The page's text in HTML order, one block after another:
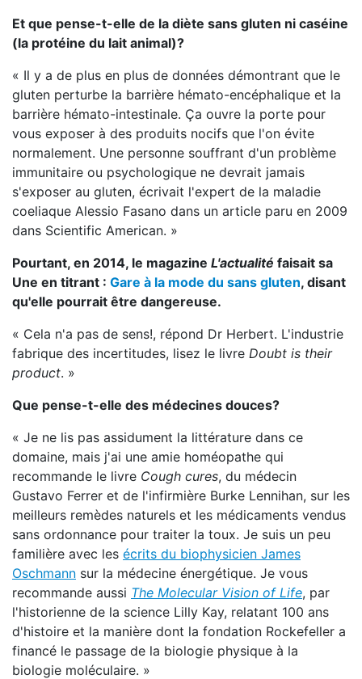
Et que pense-t-elle de la diète sans gluten ni caséine
(la protéine du lait animal)?
« Il y a de plus en plus de données démontrant que le
gluten perturbe la barrière hémato-encéphalique et la
barrière hémato-intestinale. Ça ouvre la porte pour
vous exposer à des produits nocifs que l'on évite
normalement. Une personne souffrant d'un problème
immunitaire ou psychologique ne devrait jamais
s'exposer au gluten, écrivait l'expert de la maladie
coeliaque Alessio Fasano dans un article paru en 2009
dans Scientific American. »
Pourtant, en 2014, le magazine L'actualité faisait sa
Une en titrant : Gare à la mode du sans gluten, disant
qu'elle pourrait être dangereuse.
« Cela n'a pas de sens!, répond Dr Herbert. L'industrie
fabrique des incertitudes, lisez le livre Doubt is their
product. »
Que pense-t-elle des médecines douces?
« Je ne lis pas assidument la littérature dans ce
domaine, mais j'ai une amie homéopathe qui
recommande le livre Cough cures, du médecin
Gustavo Ferrer et de l'infirmière Burke Lennihan, sur les
meilleurs remèdes naturels et les médicaments vendus
sans ordonnance pour traiter la toux. Je suis un peu
familière avec les écrits du biophysicien James
Oschmann sur la médecine énergétique. Je vous
recommande aussi The Molecular Vision of Life, par
l'historienne de la science Lilly Kay, relatant 100 ans
d'histoire et la manière dont la fondation Rockefeller a
financé le passage de la biologie physique à la
biologie moléculaire. »